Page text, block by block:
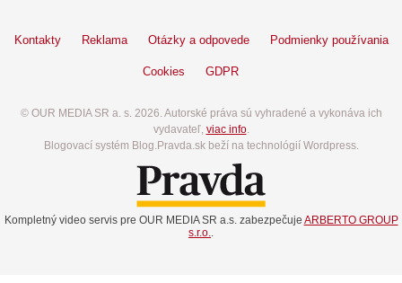
Kontakty Reklama Otázky a odpovede Podmienky používania
Cookies GDPR
© OUR MEDIA SR a. s. 2026. Autorské práva sú vyhradené a vykonáva ich
vydavateľ, viac info.
Blogovací systém Blog.Pravda.sk beží na technológií Wordpress.
Kompletný video servis pre OUR MEDIA SR a.s. zabezpečuje ARBERTO GROUP
s.r.o..